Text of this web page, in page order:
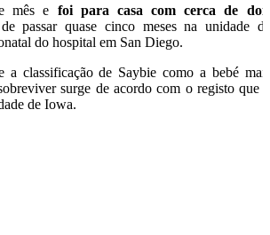
mês e foi para casa com cerca de dois
passar quase cinco meses na unidade de
do hospital em San Diego.
a classificação de Saybie como a bebé mais
surge de acordo com o registo que é
de Iowa.